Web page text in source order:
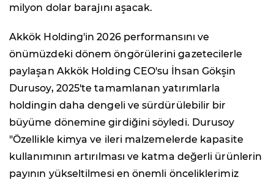
milyon dolar barajını aşacak.
Akkök Holding'in 2026 performansını ve
önümüzdeki dönem öngörülerini gazetecilerle
paylaşan Akkök Holding CEO'su İhsan Gökşin
Durusoy, 2025'te tamamlanan yatırımlarla
holdingin daha dengeli ve sürdürülebilir bir
büyüme dönemine girdiğini söyledi. Durusoy
"Özellikle kimya ve ileri malzemelerde kapasite
kullanımının artırılması ve katma değerli ürünlerin
payının yükseltilmesi en önemli önceliklerimiz